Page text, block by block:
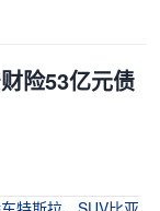
险53亿元债